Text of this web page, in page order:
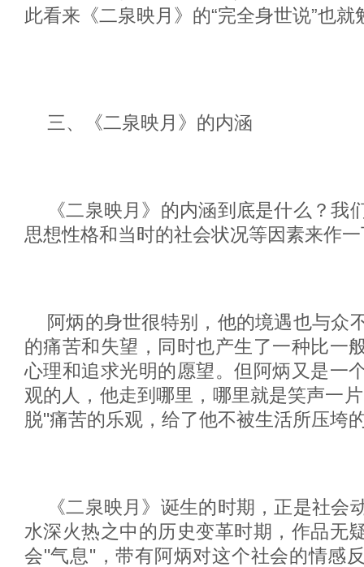
此看来《二泉映月》的“完全身世说”也就
三、《二泉映月》的内涵
《二泉映月》的内涵到底是什么？我
思想性格和当时的社会状况等因素来作
阿炳的身世很特别，他的境遇也与众
的痛苦和失望，同时也产生了一种比一
心理和追求光明的愿望。但阿炳又是一
观的人，他走到哪里，哪里就是笑声一
脱"痛苦的乐观，给了他不被生活所压垮
《二泉映月》诞生的时期，正是社会
水深火热之中的历史变革时期，作品无
会"气息"，带有阿炳对这个社会的情感